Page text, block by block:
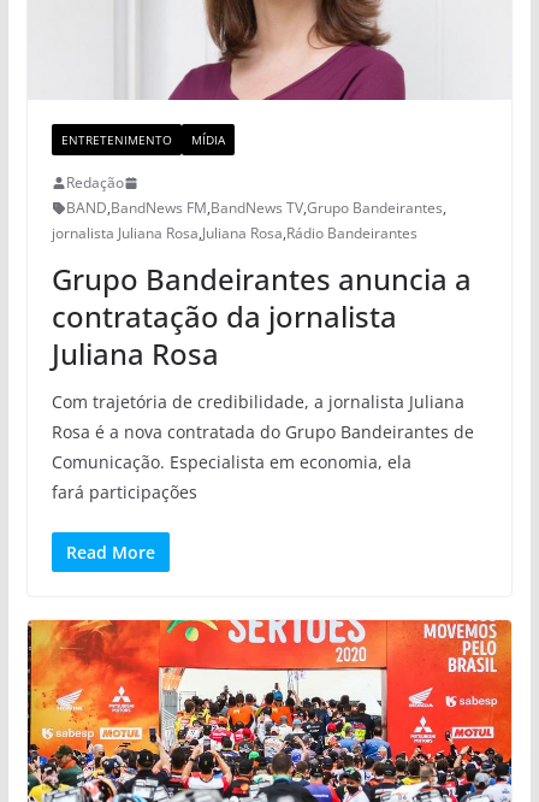
ENTRETENIMENTO MÍDIA
Redação
BAND,BandNews FM,BandNews TV,Grupo Bandeirantes,
jornalista Juliana Rosa,Juliana Rosa,Rádio Bandeirantes
Grupo Bandeirantes anuncia a
contratação da jornalista
Juliana Rosa
Com trajetória de credibilidade, a jornalista Juliana
Rosa é a nova contratada do Grupo Bandeirantes de
Comunicação. Especialista em economia, ela
fará participações
Read More